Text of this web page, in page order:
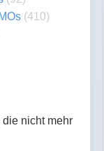
(410)
nicht mehr